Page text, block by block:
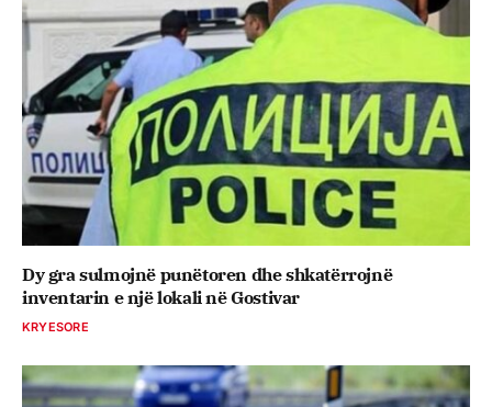
Dy gra sulmojnë punëtoren dhe shkatërrojnë
inventarin e një lokali në Gostivar
KRYESORE